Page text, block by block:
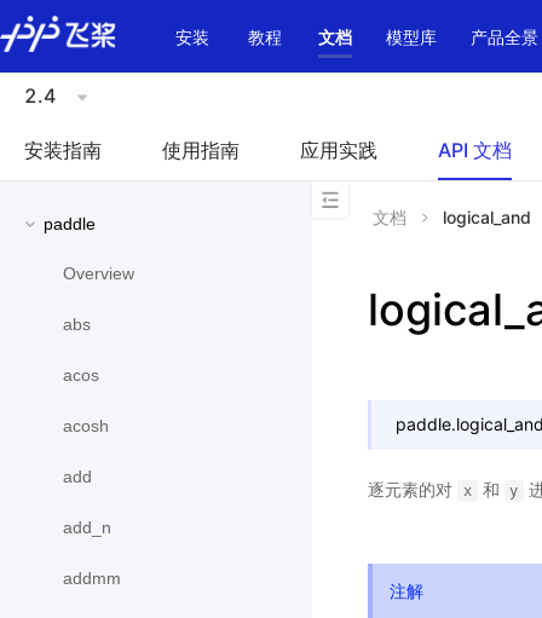
\u200E
安装
教程 文档 模型库 产品全景
2.4
安装指南 使用指南 应用实践 API 文档
paddle
Overview
abs
acos
acosh
add
add_n
addmm
文档 logical_and
paddle.
逐元素的对 x 和 y
注解